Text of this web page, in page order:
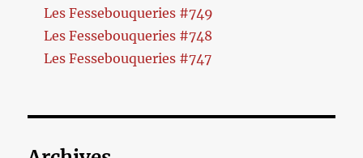
Les Fessebouqueries #749
Les Fessebouqueries #748
Les Fessebouqueries #747